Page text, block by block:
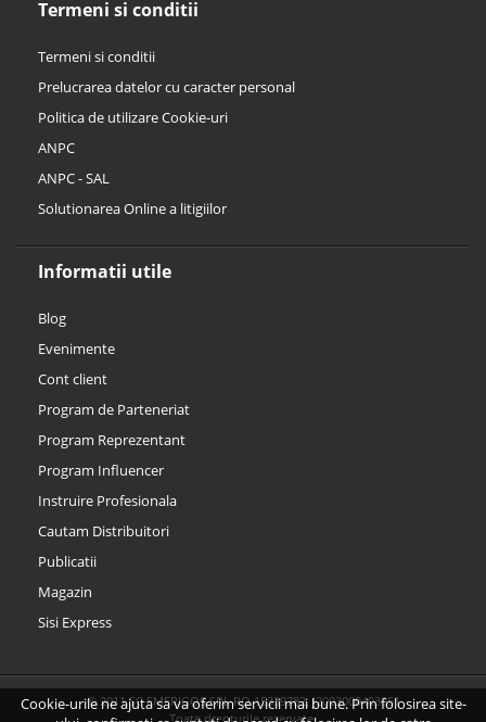
Cookie-urile ne ajuta sa va oferim servicii mai bune. Prin folosirea site-
Termeni si conditii
Termeni si conditii
Prelucrarea datelor cu caracter personal
Politica de utilizare Cookie-uri
ANPC
ANPC - SAL
Solutionarea Online a litigiilor
Informatii utile
Blog
Evenimente
Cont client
Program de Parteneriat
Program Reprezentant
Program Influencer
Instruire Profesionala
Cautam Distribuitori
Publicatii
Magazin
Sisi Express
© 2011 SC EMERIGOS SRL RO 15339782, J2003000403051
Toate drepturile rezervate.